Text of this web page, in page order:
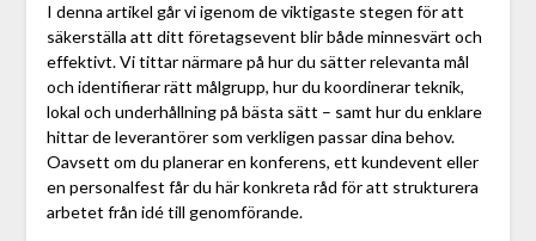
I denna artikel går vi igenom de viktigaste stegen för att
säkerställa att ditt företagsevent blir både minnesvärt och
effektivt. Vi tittar närmare på hur du sätter relevanta mål
och identifierar rätt målgrupp, hur du koordinerar teknik,
lokal och underhållning på bästa sätt – samt hur du enklare
hittar de leverantörer som verkligen passar dina behov.
Oavsett om du planerar en konferens, ett kundevent eller
en personalfest får du här konkreta råd för att strukturera
arbetet från idé till genomförande.